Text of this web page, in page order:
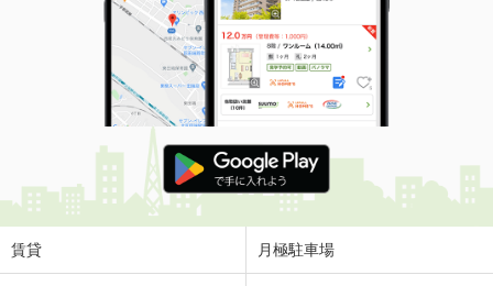
賃貸 月極駐車場